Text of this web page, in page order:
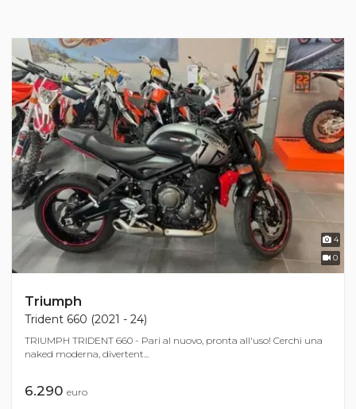
4
0
Triumph
Trident 660 (2021 - 24)
TRIUMPH TRIDENT 660 - Pari al nuovo, pronta all'uso! Cerchi una
naked moderna, divertent...
6.290 euro